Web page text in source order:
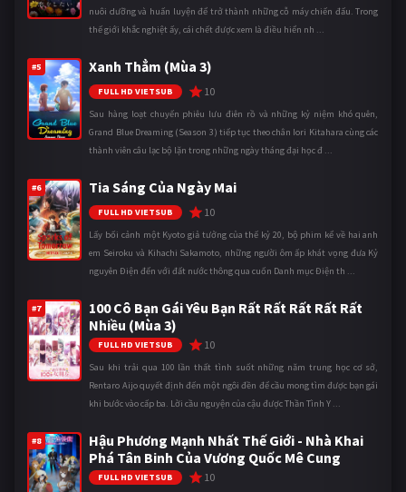
nuôi dưỡng và huấn luyện để trở thành những cỗ máy chiến đấu. Trong
thế giới khắc nghiệt ấy, cái chết được xem là điều hiển nh ...
#5 Xanh Thẳm (Mùa 3)
FULL HD VIETSUB 10
Sau hàng loạt chuyến phiêu lưu điên rồ và những kỷ niệm khó quên,
Grand Blue Dreaming (Season 3) tiếp tục theo chân Iori Kitahara cùng các
thành viên câu lạc bộ lặn trong những ngày tháng đại học đ ...
#6 Tia Sáng Của Ngày Mai
FULL HD VIETSUB 10
Lấy bối cảnh một Kyoto giả tưởng của thế kỷ 20, bộ phim kể về hai anh
em Seiroku và Kihachi Sakamoto, những người ôm ấp khát vọng đưa Kỷ
nguyên Điện đến với đất nước thông qua cuốn Danh mục Điện th ...
#7
100 Cô Bạn Gái Yêu Bạn Rất Rất Rất Rất Rất
Nhiều (Mùa 3)
FULL HD VIETSUB 10
Sau khi trải qua 100 lần thất tình suốt những năm trung học cơ sở,
Rentaro Aijo quyết định đến một ngôi đền để cầu mong tìm được bạn gái
khi bước vào cấp ba. Lời cầu nguyện của cậu được Thần Tình Y ...
#8
Hậu Phương Mạnh Nhất Thế Giới - Nhà Khai
Phá Tân Binh Của Vương Quốc Mê Cung
FULL HD VIETSUB 10